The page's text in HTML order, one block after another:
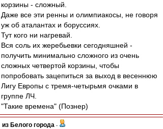
корзины - сложный.
Даже все эти ренны и олимпиакосы, не говоря
уж об аталантах и боруссиях.
Тут кого ни нагревай.
Вся соль их жеребьевки сегодняшней -
получить минимально сложного из очень
сложных четвертой корзины, чтобы
попробовать зацепиться за выход в весеннюю
Лигу Европы с тремя-четырьмя очками в
группе ЛЧ.
"Такие времена" (Познер)
из Белого города -